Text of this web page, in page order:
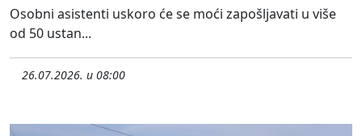
Osobni asistenti uskoro će se moći zapošljavati u više
od 50 ustan...
26.07.2026. u 08:00